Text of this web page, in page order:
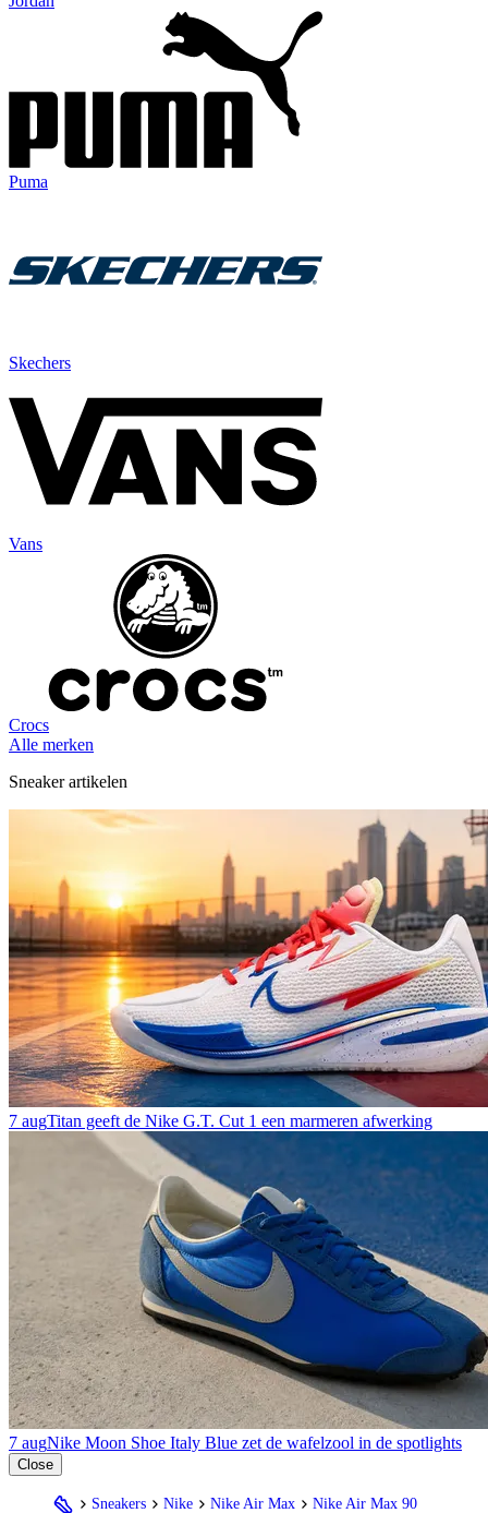
Puma
Skechers
Vans
Crocs
Alle merken
Sneaker artikelen
7 augTitan geeft de Nike G.T. Cut 1 een marmeren afwerking
7 augNike Moon Shoe Italy Blue zet de wafelzool in de spotlights
Close
Sneakers Nike Nike Air Max Nike Air Max 90